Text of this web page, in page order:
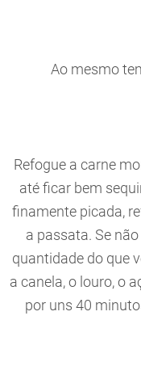
Ao mesmo
Refogue a carne
até ficar bem
finamente picada,
a passata. Se
quantidade do que
a canela, o louro, o
por uns 40